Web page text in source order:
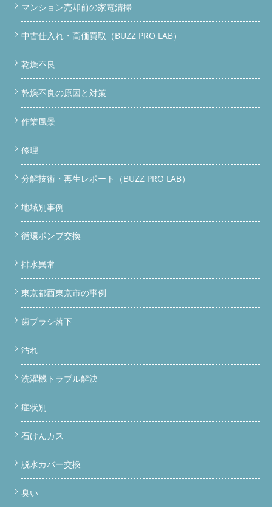
マンション売却前の家電清掃
中古仕入れ・高価買取（BUZZ PRO LAB）
乾燥不良
乾燥不良の原因と対策
作業風景
修理
分解技術・再生レポート（BUZZ PRO LAB）
地域別事例
循環ポンプ交換
排水異常
東京都西東京市の事例
歯ブラシ落下
汚れ
洗濯機トラブル解決
症状別
石けんカス
脱水カバー交換
臭い